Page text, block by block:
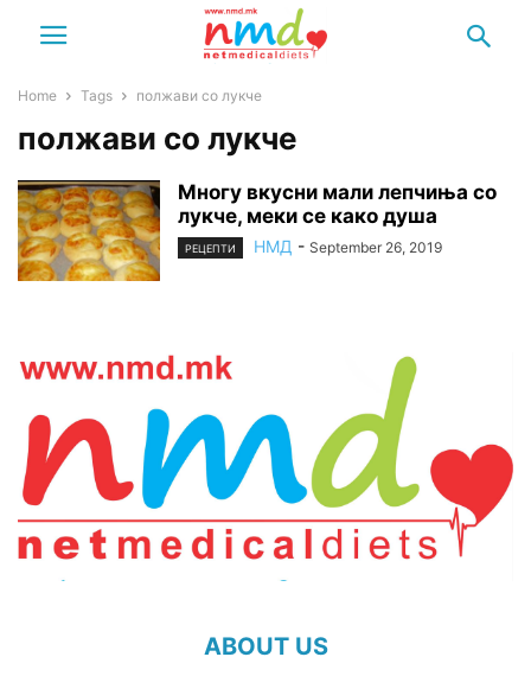
Home Tags полжави со лукче
полжави со лукче
Многу вкусни мали лепчиња со
лукче, меки се како душа
РЕЦЕПТИ НМД - September 26, 2019
ABOUT US